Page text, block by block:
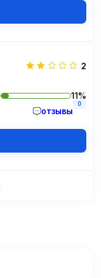
2
11%
отзывы
0